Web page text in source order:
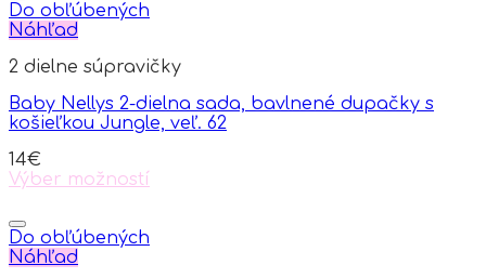
Do obľúbených
Náhľad
2 dielne súpravičky
Baby Nellys 2-dielna sada, bavlnené dupačky s
košieľkou Jungle, veľ. 62
14€
Výber možností
product
has
multiple
Do obľúbených
Náhľad